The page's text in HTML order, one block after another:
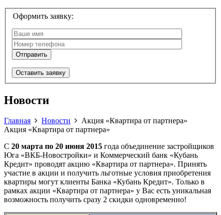
Оформить заявку:
Оставить заявку
Новости
Главная Новости
Акция «Квартира от партнера»
Акция «Квартира от партнера»
C 20 марта по 20 июня 2015 года объединение застройщиков
Юга «ВКБ-Новостройки» и Коммерческий банк «Кубань
Кредит» проводят акцию «Квартира от партнера». Принять
участие в акции и получить льготные условия приобретения
квартиры могут клиенты Банка «Кубань Кредит». Только в
рамках акции «Квартира от партнера» у Вас есть уникальная
возможность получить сразу 2 скидки одновременно!